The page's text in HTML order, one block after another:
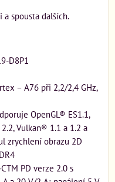
a spousta dalších.
D8P1
– A76 při 2,2/2,4 GHz,
OpenGL® ES1.1,
2.2, Vulkan® 1.1 a 1.2 a
zrychlení obrazu 2D
PD verze 2.0 s